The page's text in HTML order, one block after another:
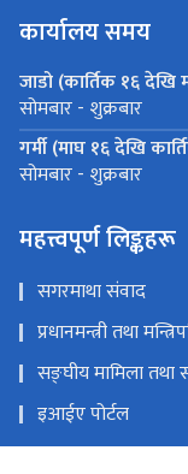
कार्यालय समय
जाडो (कार्तिक १६ देखि
सोमबार - शुक्रबार
गर्मी (माघ १६ देखि
सोमबार - शुक्रबार
महत्त्वपूर्ण लिङ्कहरू
सगरमाथा संवाद
प्रधानमन्त्री तथा
सङ्‍घीय मामिला तथा
इआईए पोर्टल
परराष्ट्र मन्त्रालय